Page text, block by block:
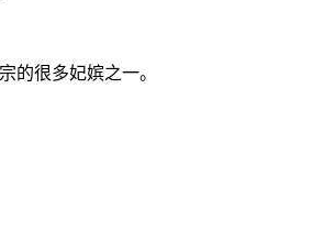
的很多妃嫔之一。